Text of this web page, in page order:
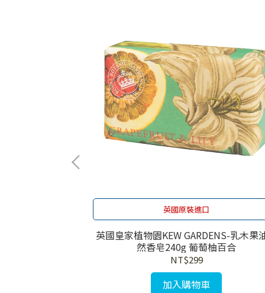
英國原裝進口
英國皇家植物園KEW GARDENS-乳木果
然香皂240g 葡萄柚百合
NT$299
加入購物車